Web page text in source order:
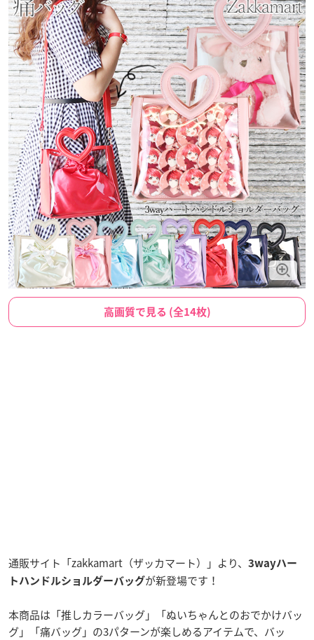
高画質で見る (全14枚)
通販サイト「zakkamart（ザッカマート）」より、
3wayハー
トハンドルショルダーバッグが新登場です！
本商品は「推しカラーバッグ」「ぬいちゃんとのおでかけバッ
グ」「痛バッグ」の3パターンが楽しめるアイテムで、バッ